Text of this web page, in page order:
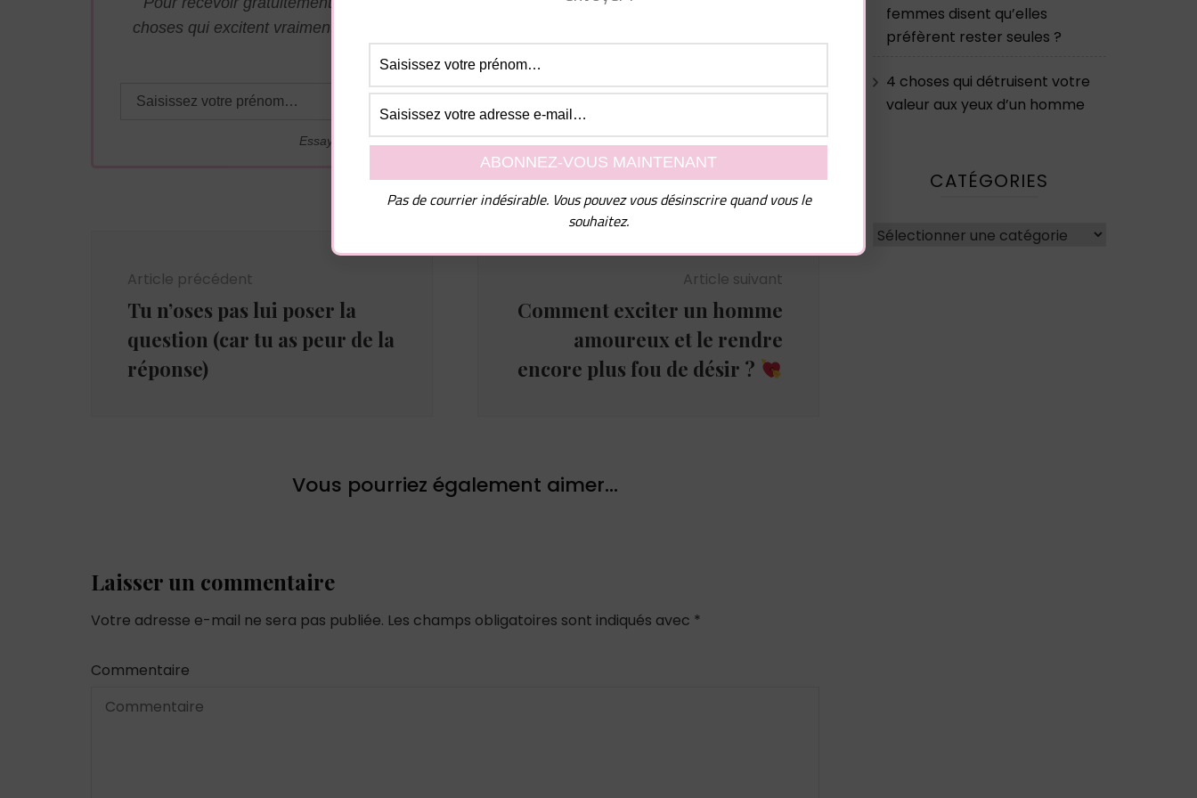
choses qui excitent vraiment les hommes chez les femmes", dites-moi simplement à quelle
Essayez. Vous pouvez vous désinscrire à tout moment.
Article précédent
Tu n’oses pas lui poser la
question (car tu as peur de la
réponse)
Article suivant
Comment exciter un homme
amoureux et le rendre
encore plus fou de désir ?
Vous pourriez également aimer...
Laisser un commentaire
Votre adresse e-mail ne sera pas publiée. Les champs obligatoires sont indiqués avec *
Commentaire
femmes disent qu’elles
préfèrent rester seules ?
4 choses qui détruisent votre
valeur aux yeux d’un homme
CATÉGORIES
Catégories
Pas de courrier indésirable. Vous pouvez vous désinscrire quand vous le
souhaitez.